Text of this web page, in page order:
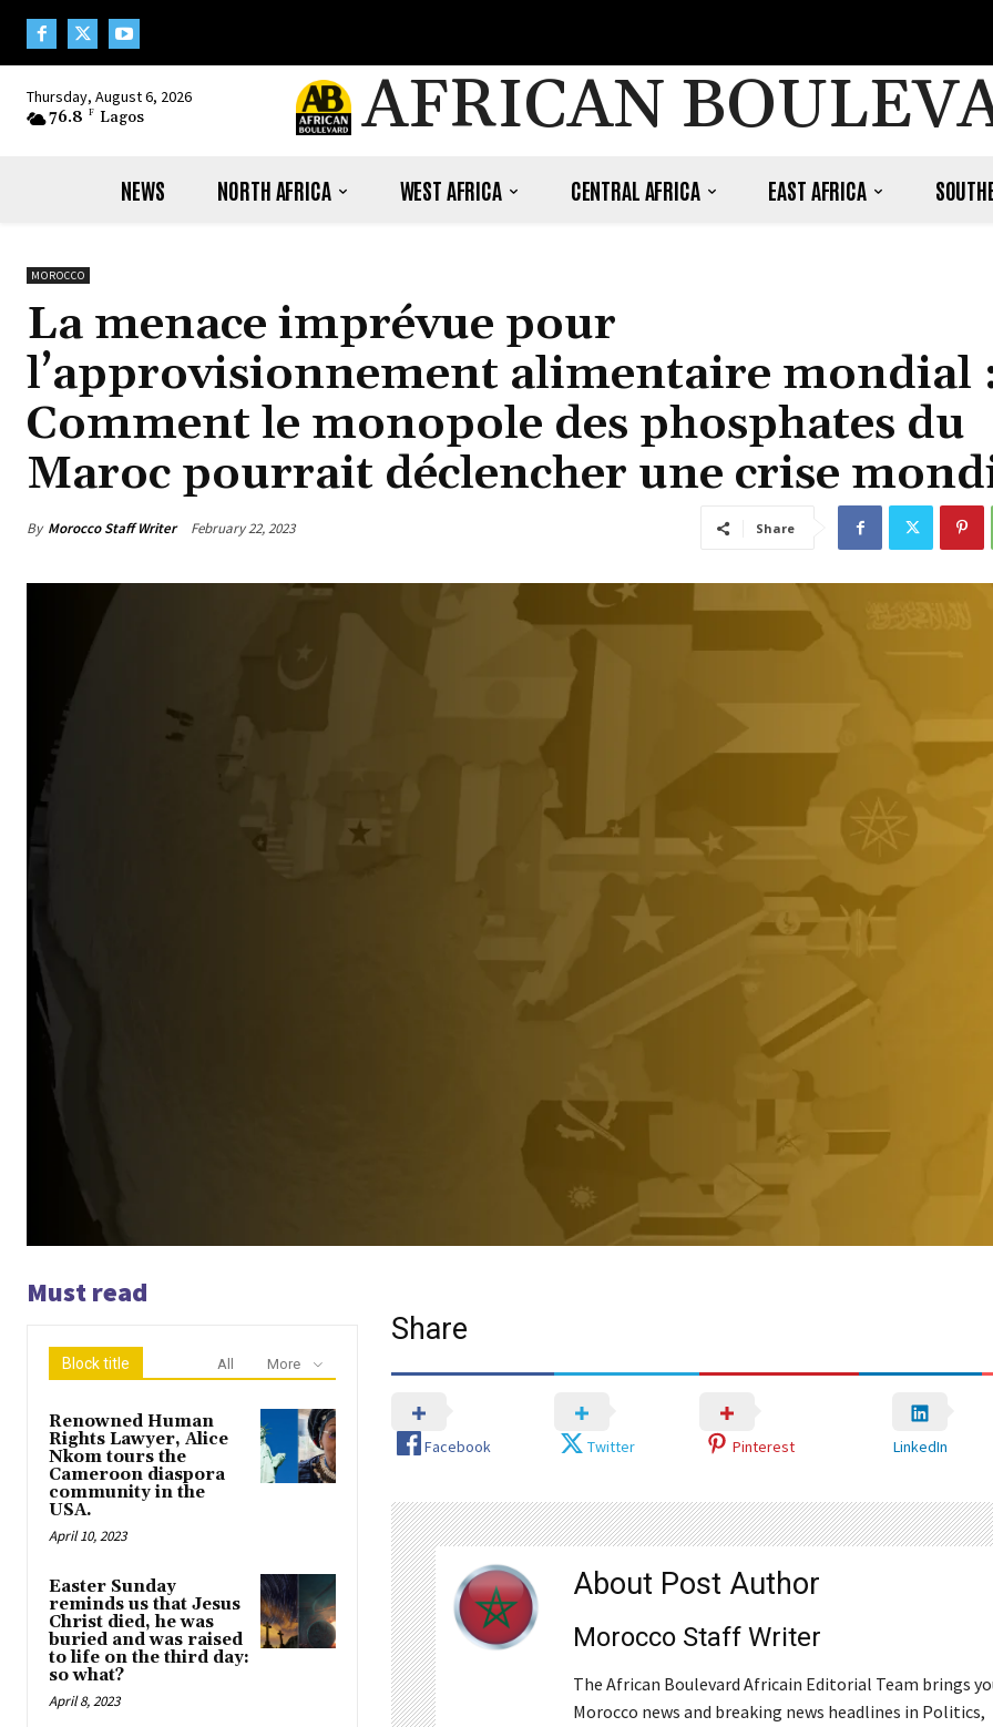
Thursday, August 6, 2026
76.8 F Lagos AFRICAN
NEWS NORTH AFRICA WEST AFRICA CENTRAL AFRICA EAST AFRICA
MOROCCO
La menace imprévue pour
l’approvisionnement alimentaire mondial
Comment le monopole des phosphates du
Maroc pourrait déclencher une crise
By Morocco Staff Writer February 22, 2023 Share
Must read
Block title All More
Renowned Human
Rights Lawyer, Alice
Nkom tours the
Cameroon diaspora
community in the
USA.
April 10, 2023
Easter Sunday
reminds us that Jesus
Christ died, he was
buried and was raised
to life on the third day:
so what?
April 8, 2023
Share
Facebook Twitter Pinterest LinkedIn
About Post Author
Morocco Staff Writer
The African Boulevard Africain Editorial Team brings
Morocco news and breaking news headlines in Politics,